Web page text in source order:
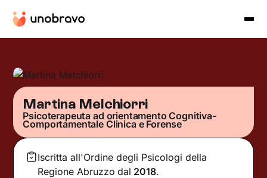
Martina Melchiorri
Psicoterapeuta ad orientamento Cognitiva-
Comportamentale Clinica e Forense
Iscritta all'Ordine degli Psicologi della
Regione Abruzzo dal 2018.